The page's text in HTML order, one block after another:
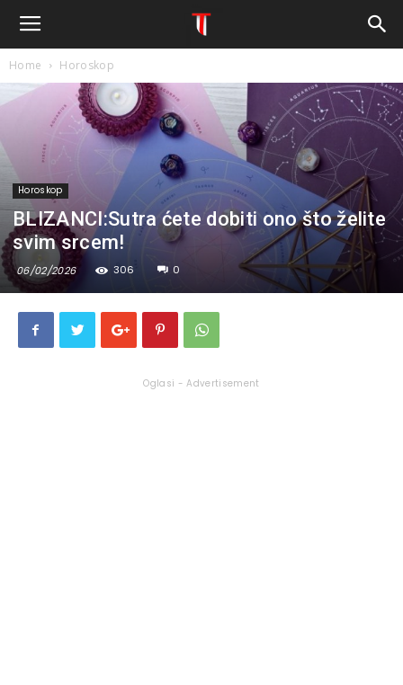
Home Horoskop
Horoskop
BLIZANCI:Sutra ćete dobiti ono što želite
svim srcem!
06/02/2026 306 0
Oglasi - Advertisement